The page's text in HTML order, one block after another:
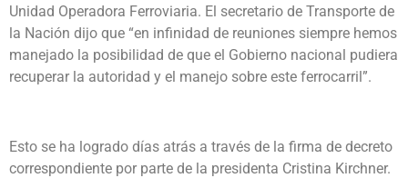
Unidad Operadora Ferroviaria. El secretario de Transporte de
la Nación dijo que “en infinidad de reuniones siempre hemos
manejado la posibilidad de que el Gobierno nacional pudiera
recuperar la autoridad y el manejo sobre este ferrocarril”.
Esto se ha logrado días atrás a través de la firma de decreto
correspondiente por parte de la presidenta Cristina Kirchner.